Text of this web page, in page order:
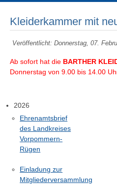
Kleiderkammer mit
Veröffentlicht: Donnerstag, 07.
Ab sofort hat die BARTHER
Donnerstag von 9.00 bis 14.00
2026
Ehrenamtsbrief
des Landkreises
Vorpommern-
Rügen
Einladung zur
Mitgliederversammlung